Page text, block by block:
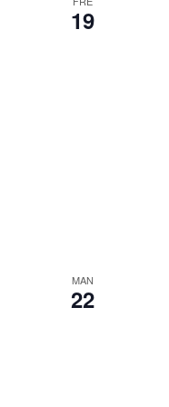
19
MAN
22